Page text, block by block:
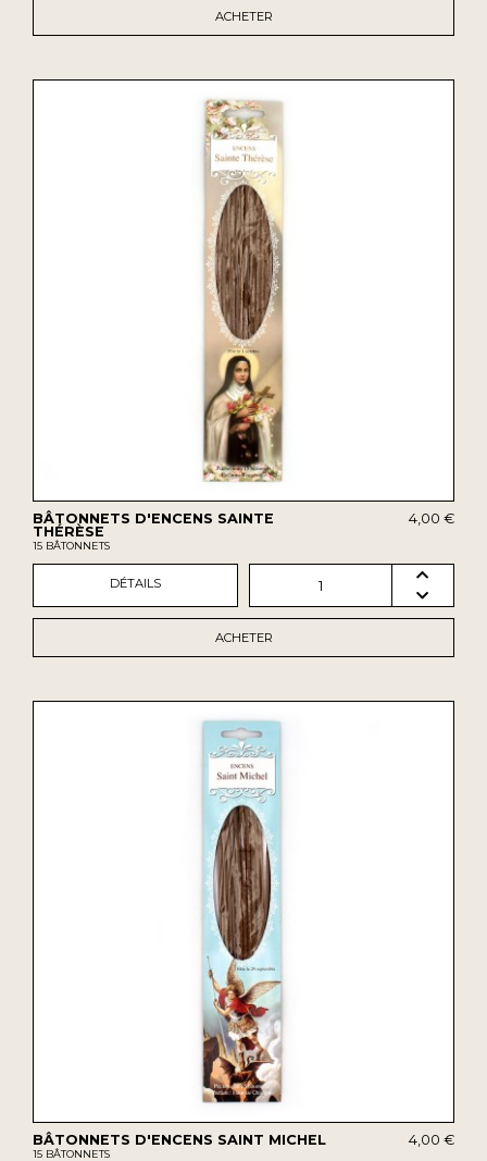
ACHETER
BÂTONNETS D'ENCENS SAINTE
THÉRÈSE
15 BÂTONNETS
4,00 €
DÉTAILS 1
ACHETER
BÂTONNETS D'ENCENS SAINT MICHEL
15 BÂTONNETS
4,00 €